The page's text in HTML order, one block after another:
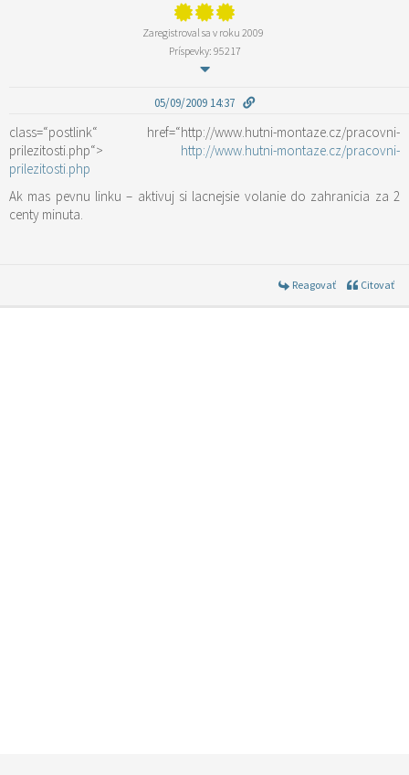
Zaregistroval sa v roku 2009
Príspevky: 95217
05/09/2009 14:37
class=“postlink“ href=“http://www.hutni-montaze.cz/pracovni-
prilezitosti.php“> http://www.hutni-montaze.cz/pracovni-
prilezitosti.php
Ak mas pevnu linku – aktivuj si lacnejsie volanie do zahranicia za 2
centy minuta.
Reagovať Citovať